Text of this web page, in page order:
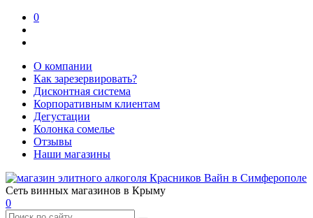
0
О компании
Как зарезервировать?
Дисконтная система
Корпоративным клиентам
Дегустации
Колонка сомелье
Отзывы
Наши магазины
Сеть винных магазинов в Крыму
0